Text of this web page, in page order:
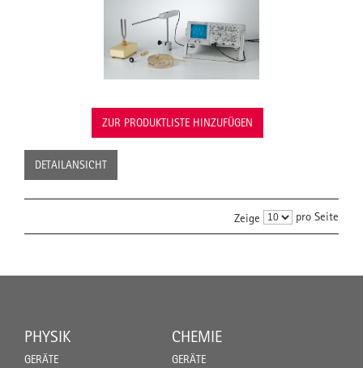
ZUR PRODUKTLISTE HINZUFÜGEN
DETAILANSICHT
Zeige pro Seite
PHYSIK
GERÄTE
CHEMIE
GERÄTE